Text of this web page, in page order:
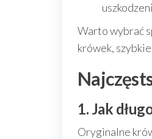
Warto wybrać
krówek,
1. Jak
Oryginalne